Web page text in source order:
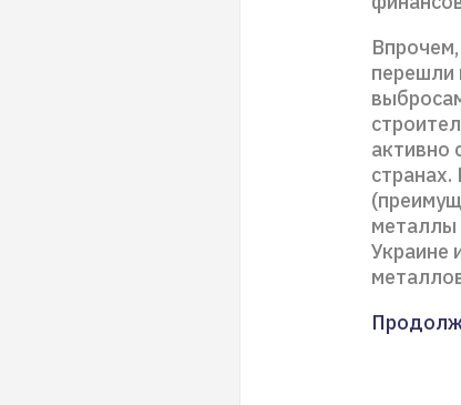
перешли
активно
металлы
Украине